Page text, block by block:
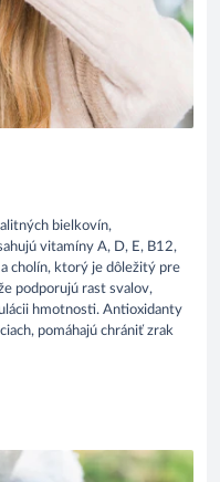
bielkovín,
vitamíny A, D, E, B12,
cholín, ktorý je dôležitý pre
podporujú rast svalov,
hmotnosti. Antioxidanty
pomáhajú chrániť zrak